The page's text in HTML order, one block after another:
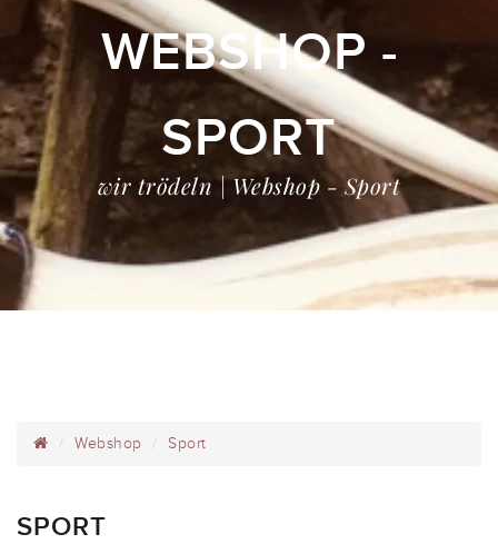
WEBSHOP -
SPORT
wir trödeln | Webshop - Sport
Webshop Sport
SPORT